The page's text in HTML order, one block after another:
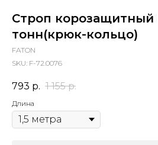
Строп корозащитный
тонн(крюк-кольцо)
FATON
SKU: F-72.0076
793 р. 1 155 р.
Длина